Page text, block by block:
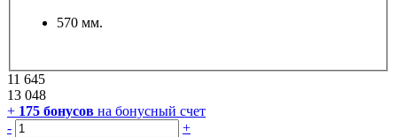
570 мм.
11 645
13 048
+ 175 бонусов на бонусный счет
-
+